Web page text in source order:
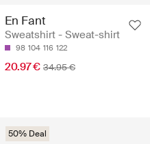
En Fant
Sweatshirt - Sweat-shirt
98 104 116 122
20.97 € 34.95 €
50% Deal